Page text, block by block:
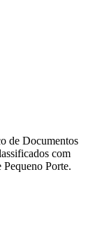
de Documentos
com
Porte.